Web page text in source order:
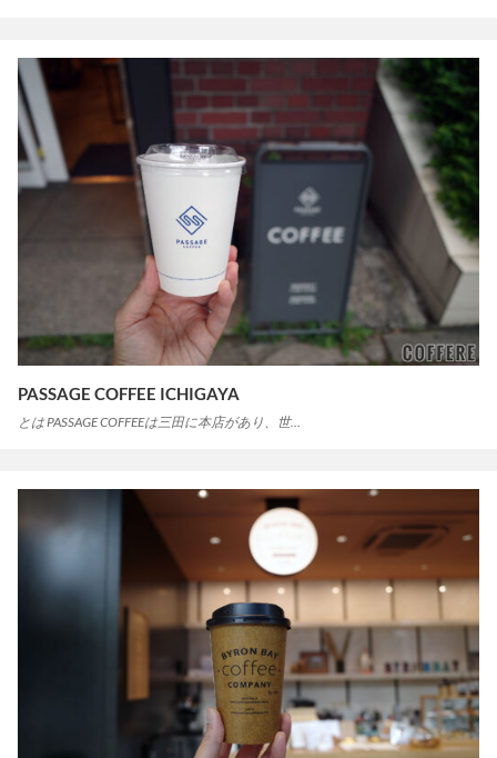
PASSAGE COFFEE ICHIGAYA
とは PASSAGE COFFEEは三田に本店があり、世…